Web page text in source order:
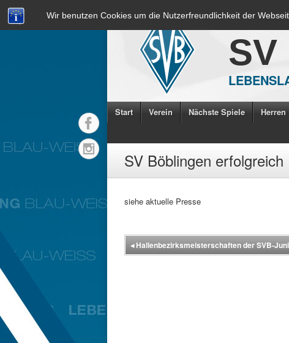
Wir benutzen Cookies um die Nutzerfreundlichkeit der
SV
Start Verein Nächste Spiele Herren
SV Böblingen erfolgreich
siehe aktuelle Presse
◂Hallenbezirksmeisterschaften der SVB-